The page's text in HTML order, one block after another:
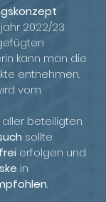
2022/23
kann man die
entnehmen.
vom
aller beteiligten
sollte
erfolgen und
in
.